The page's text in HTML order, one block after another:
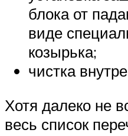
блока от
виде
козырька;
чистка
Хотя далеко не
весь список